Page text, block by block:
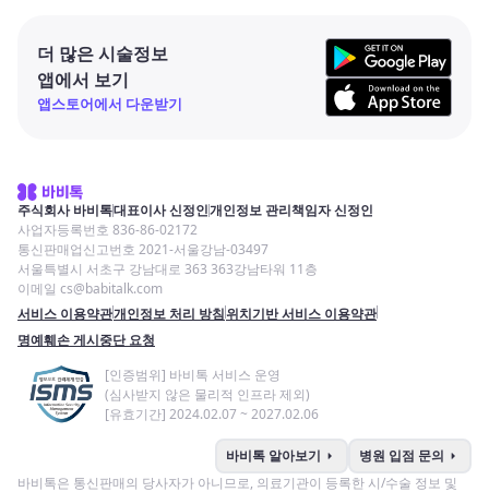
더 많은 시술정보
앱에서 보기
앱스토어에서 다운받기
주식회사 바비톡대표이사 신정인개인정보 관리책임자 신정인
사업자등록번호 836-86-02172
통신판매업신고번호 2021-서울강남-03497
서울특별시 서초구 강남대로 363 363강남타워 11층
이메일 cs@babitalk.com
서비스 이용약관개인정보 처리 방침위치기반 서비스 이용약관
명예훼손 게시중단 요청
[인증범위] 바비톡 서비스 운영
(심사받지 않은 물리적 인프라 제외)
[유효기간] 2024.02.07 ~ 2027.02.06
바비톡 알아보기 arrow_right 병원 입점 문의 arrow_right
바비톡은 통신판매의 당사자가 아니므로, 의료기관이 등록한 시/수술 정보 및